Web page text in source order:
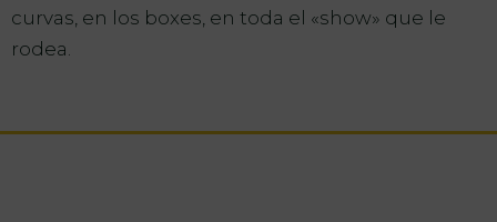
curvas, en los boxes, en toda el «show» que le
rodea.